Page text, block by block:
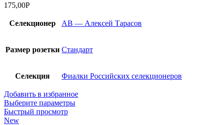
175,00Р
Селекционер АВ — Алексей Тарасов
Размер розетки Стандарт
Селекция Фиалки Российских селекционеров
Добавить в избранное
Выберите параметры
Быстрый просмотр
New